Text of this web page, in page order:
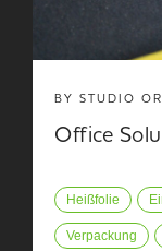
BY STUDIO
Office
Heißfolie
Verpackung